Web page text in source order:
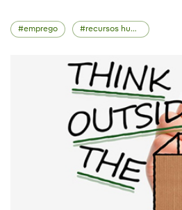
emprego recursos humanos